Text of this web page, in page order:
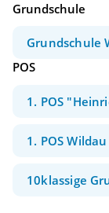
Grundschule
Grundschule
POS
1. POS
1. POS Wildau
10klassige